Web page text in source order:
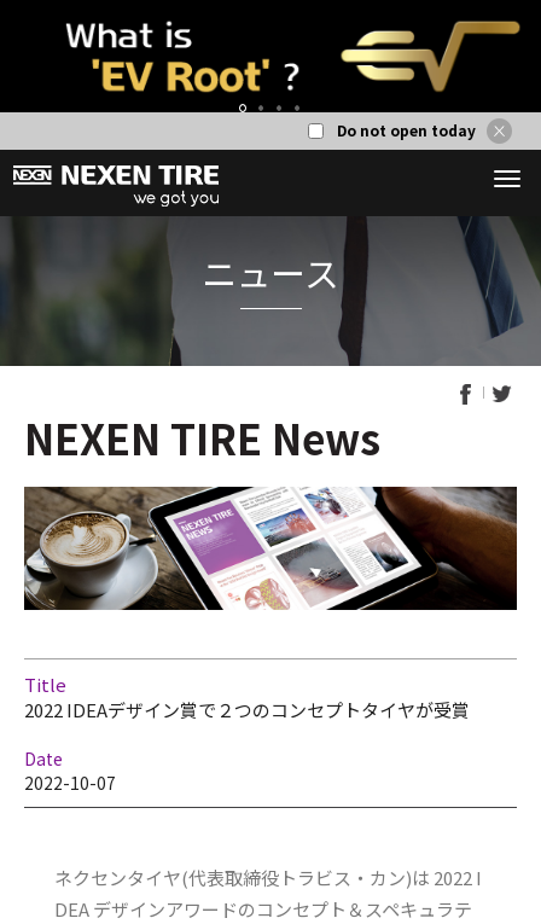
4
Do not open today
ニュー
NEXEN TIRE News
Title
2022 IDEAデザイン賞で２つのコンセプトタイヤが受賞
Date
2022-10-07
ネクセンタイヤ(代表取締役トラビス・カン)は 2022 I
DEA デザインアワードのコンセプト＆スペキュラテ